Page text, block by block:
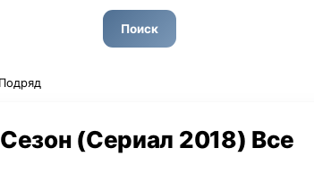
Поиск
(Сериал 2018) Все